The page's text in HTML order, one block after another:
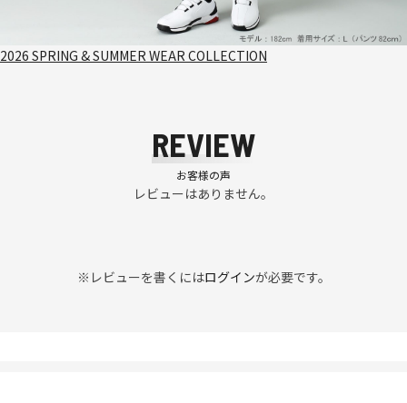
2026 SPRING & SUMMER WEAR COLLECTION
REVIEW
お客様の声
レビューはありません。
※レビューを書くにはログインが必要です。